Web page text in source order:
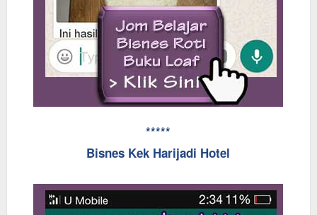
*****
Bisnes Kek Harijadi Hotel